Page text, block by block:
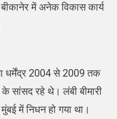
में अनेक विकास कार्य
धर्मेंद्र 2004 से 2009 तक
सांसद रहे थे। लंबी बीमारी
में निधन हो गया था।